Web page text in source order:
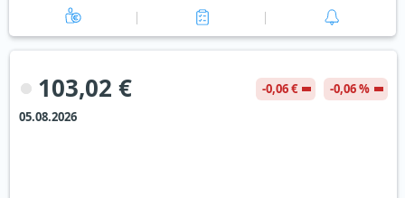
103,02 € -0,06 €
-0,06 %
05.08.2026